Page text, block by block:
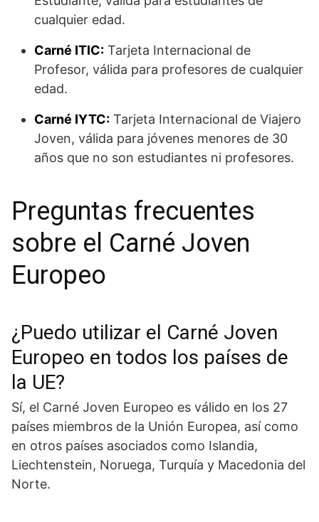
cualquier edad.
Carné ITIC: Tarjeta Internacional de
Profesor, válida para profesores de cualquier
edad.
Carné IYTC: Tarjeta Internacional de Viajero
Joven, válida para jóvenes menores de 30
años que no son estudiantes ni profesores.
Preguntas frecuentes
sobre el Carné Joven
Europeo
¿Puedo utilizar el Carné Joven
Europeo en todos los países de
la UE?
Sí, el Carné Joven Europeo es válido en los 27
países miembros de la Unión Europea, así como
en otros países asociados como Islandia,
Liechtenstein, Noruega, Turquía y Macedonia del
Norte.